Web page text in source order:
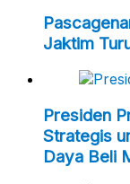
Jaktim
Presiden
Strategis
Daya Beli